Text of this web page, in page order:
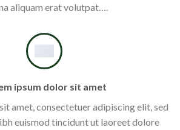
aliquam erat volutpat….
ipsum dolor sit amet
amet, consectetuer adipiscing elit, sed
euismod tincidunt ut laoreet dolore